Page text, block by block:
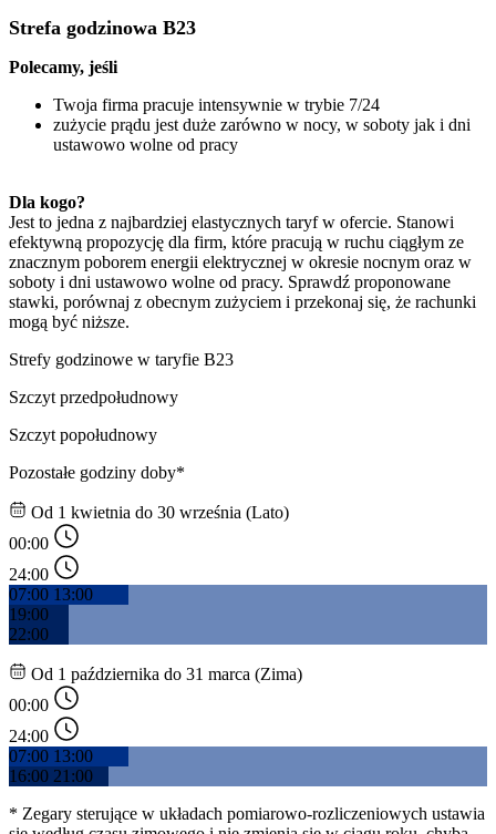
Strefa godzinowa B23
Polecamy, jeśli
Twoja firma pracuje intensywnie w trybie 7/24
zużycie prądu jest duże zarówno w nocy, w soboty jak i dni
ustawowo wolne od pracy
Dla kogo?
Jest to jedna z najbardziej elastycznych taryf w ofercie. Stanowi
efektywną propozycję dla firm, które pracują w ruchu ciągłym ze
znacznym poborem energii elektrycznej w okresie nocnym oraz w
soboty i dni ustawowo wolne od pracy. Sprawdź proponowane
stawki, porównaj z obecnym zużyciem i przekonaj się, że rachunki
mogą być niższe.
Strefy godzinowe w taryfie B23
Szczyt przedpołudnowy
Szczyt popołudnowy
Pozostałe godziny doby*
Od 1 kwietnia do 30 września (Lato)
00:00
24:00
07:00 13:00
19:00
22:00
Od 1 października do 31 marca (Zima)
00:00
24:00
07:00 13:00
16:00 21:00
* Zegary sterujące w układach pomiarowo-rozliczeniowych ustawia